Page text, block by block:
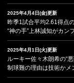
2025年4月4日(金)更新
昨季1試合平均2.61得点
“神の手”上林誠知がカン
2025年4月1日(火)更新
ルーキー佐々木朗希の“
制球難の理由は技術かメ